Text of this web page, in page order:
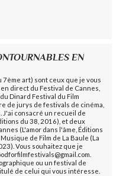
EN
art) sont ceux que je vous
direct du Festival de Cannes,
Dinard Festival du Film
de jurys de festivals de cinéma,
J'ai consacré un recueil de
du 38, 2016), et deux
(L'amor dans l'âme, Éditions
de Film de La Baule (La
Vous souhaitez que je
ou un festival de
de celui qui vous intéresse.